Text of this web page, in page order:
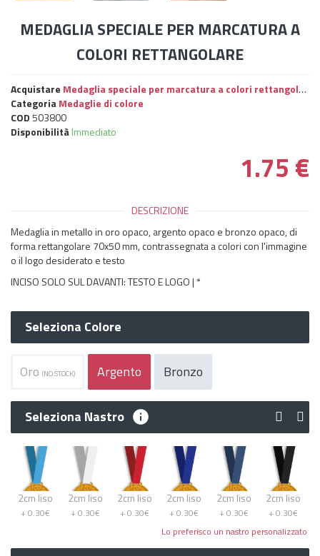
MEDAGLIA SPECIALE PER MARCATURA A
COLORI RETTANGOLARE
Acquistare Medaglia speciale per marcatura a colori rettangolare
CategoriaMedaglie di colore
COD503800
DisponibilitàImmediato
1.75 €
DESCRIZIONE
Medaglia in metallo in oro opaco, argento opaco e bronzo opaco, di
forma rettangolare 70x50 mm, contrassegnata a colori con l'immagine
o il logo desiderato e testo
INCISO SOLO SUL DAVANTI: TESTO E LOGO | *
Seleziona Colore
Oro (NO STOCK) Argento Bronzo
Seleziona Nastro
2cm liso
+ 0.30€
2cm liso
+ 0.30€
2cm liso
+ 0.30€
2cm liso
+ 0.30€
2cm liso
+ 0.30€
2cm liso
+ 0.30€
Lo preferisco un nastro personalizzato